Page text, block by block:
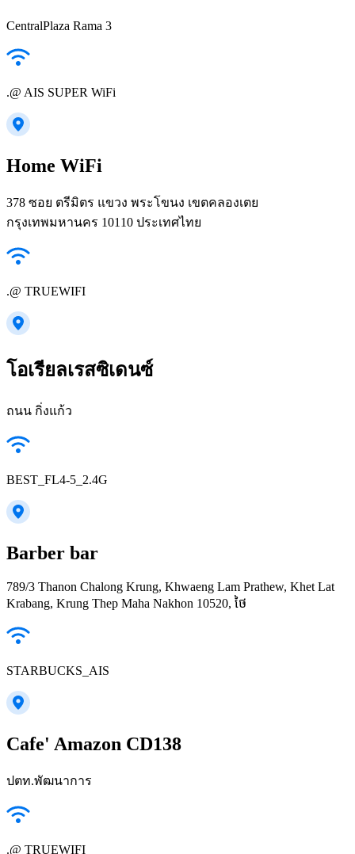
CentralPlaza Rama 3
.@ AIS SUPER WiFi
Home WiFi
378 ซอย ตรีมิตร แขวง พระโขนง เขตคลองเตย
กรุงเทพมหานคร 10110 ประเทศไทย
.@ TRUEWIFI
โอเรียลเรสซิเดนซ์
ถนน กิ่งแก้ว
BEST_FL4-5_2.4G
Barber bar
789/3 Thanon Chalong Krung, Khwaeng Lam Prathew, Khet Lat
Krabang, Krung Thep Maha Nakhon 10520, ថៃ
STARBUCKS_AIS
Cafe' Amazon CD138
ปตท.พัฒนาการ
.@ TRUEWIFI